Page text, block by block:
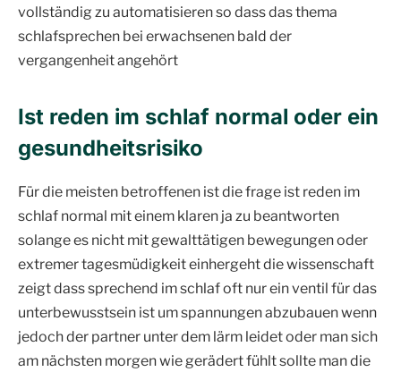
vollständig zu automatisieren so dass das thema
schlafsprechen bei erwachsenen bald der
vergangenheit angehört
Ist reden im schlaf normal oder ein
gesundheitsrisiko
Für die meisten betroffenen ist die frage ist reden im
schlaf normal mit einem klaren ja zu beantworten
solange es nicht mit gewalttätigen bewegungen oder
extremer tagesmüdigkeit einhergeht die wissenschaft
zeigt dass sprechend im schlaf oft nur ein ventil für das
unterbewusstsein ist um spannungen abzubauen wenn
jedoch der partner unter dem lärm leidet oder man sich
am nächsten morgen wie gerädert fühlt sollte man die